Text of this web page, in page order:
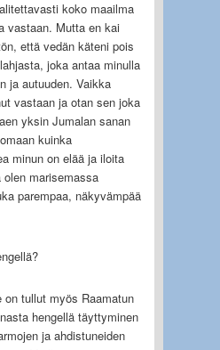
koko maailma
vastaan. Mutta en kai
että vedän käteni pois
joka antaa minulla
ja autuuden. Vaikka
vastaan ja otan sen joka
yksin Jumalan sanan
kuinka
minun on elää ja iloita
marisemassa
parempaa, näkyvämpää
on tullut myös Raamatun
hengellä täyttyminen
ja ahdistuneiden